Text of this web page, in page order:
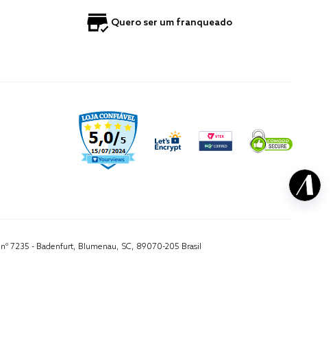
Quero ser um franqueado
7235 - Badenfurt, Blumenau, SC, 89070-205 Brasil